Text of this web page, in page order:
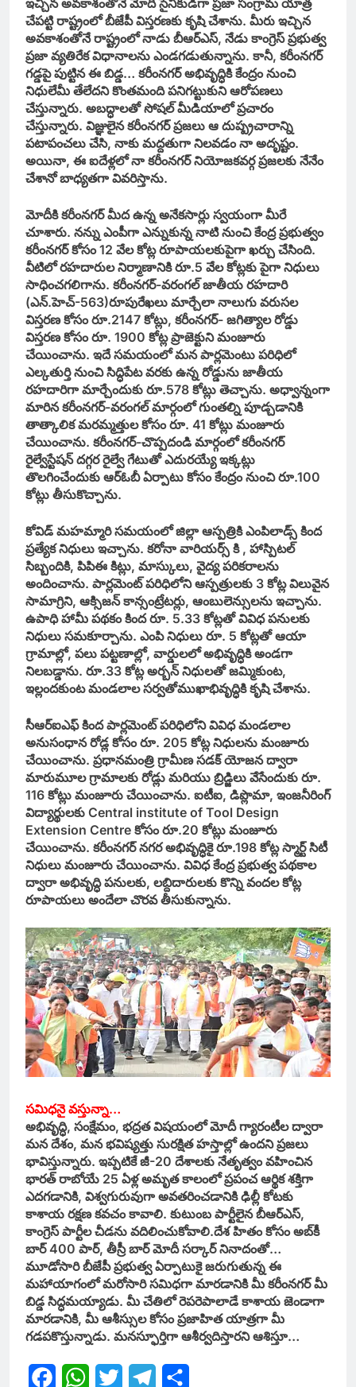
ఇచ్చిన అవకాశంతోనే మోదీ సైనికుడిగా ప్రజా సంగ్రామ యాత్ర
చేపట్టి రాష్ట్రంలో బీజేపీ విస్తరణకు కృషి చేశాను. మీరు ఇచ్చిన
అవకాశంతోనే రాష్ట్రంలో నాడు బీఆర్ఎస్, నేడు కాంగ్రెస్ ప్రభుత్వ
ప్రజా వ్యతిరేక విధానాలను ఎండగడుతున్నాను. కానీ, కరీంనగర్
గడ్డపై పుట్టిన ఈ బిడ్డ… కరీంనగర్ అభివృద్ధికి కేంద్రం నుంచి
నిధులేమీ తేలేదని కొంతమంది పనిగట్టుకుని ఆరోపణలు
చేస్తున్నారు. అబద్ధాలతో సోషల్ మీడియాలో ప్రచారం
చేస్తున్నారు. విజ్ఞులైన కరీంనగర్ ప్రజలు ఆ దుష్ప్రచారాన్ని
పటాపంచలు చేసి, నాకు మద్దతుగా నిలవడం నా అదృష్టం.
అయినా, ఈ ఐదేళ్లలో నా కరీంనగర్ నియోజకవర్గ ప్రజలకు నేనేం
చేశానో బాధ్యతగా వివరిస్తాను.
మోదీకి కరీంనగర్ మీద ఉన్న అనేకసార్లు స్వయంగా మీరే
చూశారు. నన్ను ఎంపీగా ఎన్నుకున్న నాటి నుంచి కేంద్ర ప్రభుత్వం
కరీంనగర్ కోసం 12 వేల కోట్ల రూపాయలకుపైగా ఖర్చు చేసింది.
వీటిలో రహదారుల నిర్మాణానికి రూ.5 వేల కోట్లకు పైగా నిధులు
సాధించగలిగాను. కరీంనగర్-వరంగల్ జాతీయ రహదారి
(ఎన్.హెచ్-563)రూపురేఖలు మార్చేలా నాలుగు వరుసల
విస్తరణ కోసం రూ.2147 కోట్లు, కరీంనగర్- జగిత్యాల రోడ్డు
విస్తరణ కోసం రూ. 1900 కోట్ల ప్రాజెక్టుని మంజూరు
చేయించాను. ఇదే సమయంలో మన పార్లమెంటు పరిధిలో
ఎల్కతుర్తి నుంచి సిద్ధిపేట వరకు ఉన్న రోడ్డును జాతీయ
రహదారిగా మార్చేందుకు రూ.578 కోట్లు తెచ్చాను. అధ్వాన్నంగా
మారిన కరీంనగర్-వరంగల్ మార్గంలో గుంతల్ని పూడ్చడానికి
తాత్కాలిక మరమ్మత్తుల కోసం రూ. 41 కోట్లు మంజూరు
చేయించాను. కరీంనగర్-చొప్పదండి మార్గంలో కరీంనగర్
రైల్వేస్టేషన్ దగ్గర రైల్వే గేటుతో ఎదురయ్యే ఇక్కట్లు
తొలగించేందుకు ఆర్ఓబీ ఏర్పాటు కోసం కేంద్రం నుంచి రూ.100
కోట్లు తీసుకొచ్చాను.
కోవిడ్ మహమ్మారి సమయంలో జిల్లా ఆస్పత్రికి ఎంపిలాడ్స్ కింద
ప్రత్యేక నిధులు ఇచ్చాను. కరోనా వారియర్స్ కి , హాస్పిటల్
సిబ్బందికి, పిపిఈ కిట్లు, మాస్కులు, వైద్య పరికరాలను
అందించాను. పార్లమెంట్ పరిధిలోని ఆస్పత్రులకు 3 కోట్ల విలువైన
సామాగ్రిని, ఆక్సిజన్ కాన్సంట్రేటర్లు, ఆంబులెన్సులను ఇచ్చాను.
ఉపాధి హామీ పథకం కింద రూ. 5.33 కోట్లతో వివిధ పనులకు
నిధులు సమకూర్చాను. ఎంపి నిధులు రూ. 5 కోట్లతో ఆయా
గ్రామాల్లో, పలు పట్టణాల్లో, వార్డులలో అభివృద్ధికి అండగా
నిలబడ్డాను. రూ.33 కోట్ల అర్బన్ నిధులతో జమ్మికుంట,
ఇల్లందకుంట మండలాల సర్వతోముఖాభివృద్ధికి కృషి చేశాను.
సీఆర్ఐఎఫ్ కింద పార్లమెంట్ పరిధిలోని వివిధ మండలాల
అనుసంధాన రోడ్ల కోసం రూ. 205 కోట్ల నిధులను మంజూరు
చేయించాను. ప్రధానమంత్రి గ్రామీణ సడక్ యోజన ద్వారా
మారుమూల గ్రామాలకు రోడ్లు మరియు బ్రిడ్జిలు వేసేందుకు రూ.
116 కోట్లు మంజూరు చేయించాను. ఐటీఐ, డిప్లొమా, ఇంజనీరింగ్
విద్యార్థులకు Central institute of Tool Design
Extension Centre కోసం రూ.20 కోట్లు మంజూరు
చేయించాను. కరీంనగర్ నగర అభివృద్ధికై రూ.198 కోట్ల స్మార్ట్ సిటీ
నిధులు మంజూరు చేయించాను. వివిధ కేంద్ర ప్రభుత్వ పథకాల
ద్వారా అభివృద్ధి పనులకు, లబ్దిదారులకు కొన్ని వందల కోట్ల
రూపాయలు అందేలా చొరవ తీసుకున్నాను.
సమిధనై వస్తున్నా…
అభివృద్ధి, సంక్షేమం, భద్రత విషయంలో మోదీ గ్యారంటీల ద్వారా
మన దేశం, మన భవిష్యత్తు సురక్షిత హస్తాల్లో ఉందని ప్రజలు
భావిస్తున్నారు. ఇప్పటికే జీ-20 దేశాలకు నేతృత్వం వహించిన
భారత్ రాబోయే 25 ఏళ్ల అమృత కాలంలో ప్రపంచ ఆర్థిక శక్తిగా
ఎదగడానికి, విశ్వగురువుగా అవతరించడానికి ఢిల్లీ కోటకు
కాశాయ రక్షణ కవచం కావాలి. కుటుంబ పార్టీలైన బీఆర్ఎస్,
కాంగ్రెస్ పార్టీల చీడను వదిలించుకోవాలి.దేశ హితం కోసం అబ్‌కీ
బార్ 400 పార్, తీస్రీ బార్ మోదీ సర్కార్ నినాదంతో…
మూడోసారి బీజేపీ ప్రభుత్వ ఏర్పాటుకై జరుగుతున్న ఈ
మహాయాగంలో మరోసారి సమిధగా మారడానికి మీ కరీంనగర్ మీ
బిడ్డ సిద్ధమయ్యాడు. మీ చేతిలో రెపరెపాలాడే కాశాయ జెండాగా
మారడానికి, మీ ఆశీస్సుల కోసం ప్రజాహిత యాత్రగా మీ
గడపకొస్తున్నాడు. మనస్ఫూర్తిగా ఆశీర్వదిస్తారని ఆశిస్తూ…
FacebookWhatsApp
Twitter Telegram